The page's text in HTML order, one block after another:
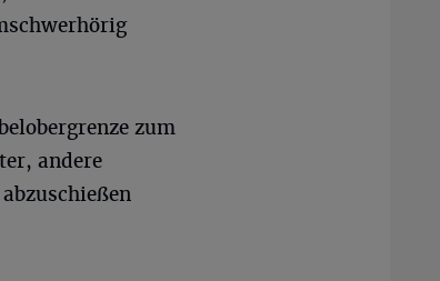
zum
andere